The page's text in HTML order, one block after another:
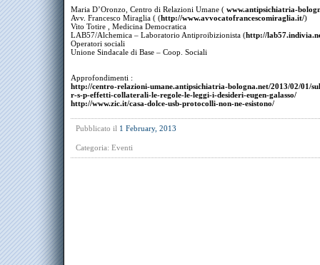
Maria D’Oronzo, Centro di Relazioni Umane ( www.antipsichiatria-
Avv. Francesco Miraglia ( (http://www.avvocatofrancescomiraglia.it/)
Vito Totire , Medicina Democratica
LAB57/Alchemica – Laboratorio Antiproibizionista (http://
Operatori sociali
Unione Sindacale di Base – Coop. Sociali
Approfondimenti :
http://centro-relazioni-umane.antipsichiatria-bologna.net/2013/02/01/
r-s-p-effetti-collaterali-le-regole-le-leggi-i-desideri-eugen-galasso/
http://www.zic.it/casa-dolce-usb-protocolli-non-ne-esistono/
Pubblicato il 1 February, 2013
Categoria: Eventi